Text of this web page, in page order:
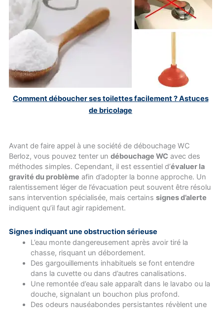
Comment déboucher ses toilettes facilement ? Astuces
de bricolage
Avant de faire appel à une société de débouchage WC
Berloz, vous pouvez tenter un débouchage WC avec des
méthodes simples. Cependant, il est essentiel d’évaluer la
gravité du problème afin d’adopter la bonne approche. Un
ralentissement léger de l’évacuation peut souvent être résolu
sans intervention spécialisée, mais certains signes d’alerte
indiquent qu’il faut agir rapidement.
Signes indiquant une obstruction sérieuse
L’eau monte dangereusement après avoir tiré la
chasse, risquant un débordement.
Des gargouillements inhabituels se font entendre
dans la cuvette ou dans d’autres canalisations.
Une remontée d’eau sale apparaît dans le lavabo ou la
douche, signalant un bouchon plus profond.
Des odeurs nauséabondes persistantes révèlent une